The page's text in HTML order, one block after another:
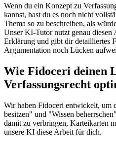
Wenn du ein Konzept zu
kannst, hast du es noch nicht
Thema so zu beschreiben, als
Unser KI-Tutor nutzt genau diesen
Erklärung und gibt dir detailliertes
Argumentation noch Lücken
Wie Fidoceri deinen
Verfassungsrecht
Wir haben Fidoceri entwickelt, um
besitzen" und "Wissen
damit zu verbringen, Karteikarten
unsere KI diese Arbeit für dich.